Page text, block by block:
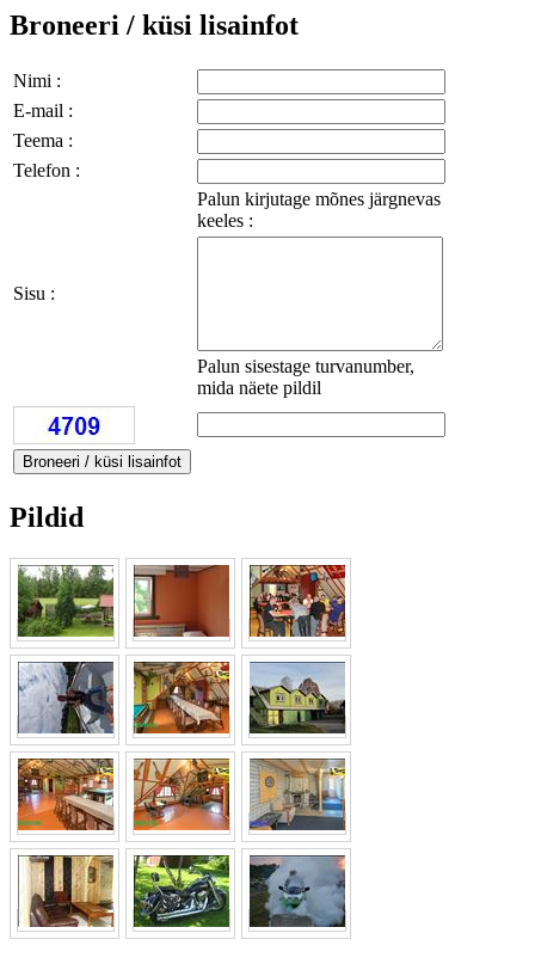
Broneeri / küsi lisainfot
Nimi :
E-mail :
Teema :
Telefon :
Palun kirjutage mõnes järgnevas
keeles :
Sisu :
Palun sisestage turvanumber,
mida näete pildil
Pildid